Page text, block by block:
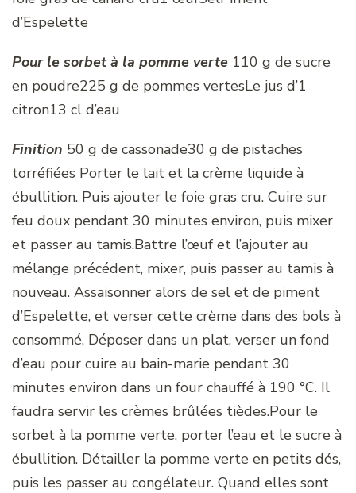
d’Espelette
Pour le sorbet à la pomme verte 110 g de sucre
en poudre225 g de pommes vertesLe jus d’1
citron13 cl d’eau
Finition 50 g de cassonade30 g de pistaches
torréfiées Porter le lait et la crème liquide à
ébullition. Puis ajouter le foie gras cru. Cuire sur
feu doux pendant 30 minutes environ, puis mixer
et passer au tamis.Battre l’œuf et l’ajouter au
mélange précédent, mixer, puis passer au tamis à
nouveau. Assaisonner alors de sel et de piment
d’Espelette, et verser cette crème dans des bols à
consommé. Déposer dans un plat, verser un fond
d’eau pour cuire au bain-marie pendant 30
minutes environ dans un four chauffé à 190 °C. Il
faudra servir les crèmes brûlées tièdes.Pour le
sorbet à la pomme verte, porter l’eau et le sucre à
ébullition. Détailler la pomme verte en petits dés,
puis les passer au congélateur. Quand elles sont